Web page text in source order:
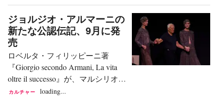
イターによって牽引されている。
消費者の57%（フランス）から
91%（中国）が、ソーシャルメデ
ィアによって「メイド・イン・イ
タリー」に対する見方が変わった
と回答している。 これらは、独立
系のグローバルインフルエンサー
マーケティングおよびソーシャル
コリエレ・デッラ・セーラ紙だ。
2023年3月29日、この1月に亡くな
ったヴァレンティノ・ガラヴァー
ニは、グスタードでスイス人公証
人ロルフ・シュナイダーに自らの
遺言書を託し、相続についてスイ
ス法を選択していた。同紙の再構
ジョルジオ・アルマーニの
新たな公認伝記、9月に発
売
ロベルタ・フィリッピーニ著
『Giorgio secondo Armani, La vita
oltre il successo』が、マルシリオ・
エディトーリ社より9月1日に発売
カルチャー loading...